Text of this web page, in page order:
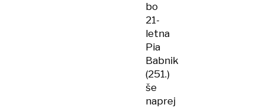
bo
21-
letna
Pia
Babnik
(251.)
še
naprej